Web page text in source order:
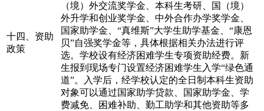
十四、资助
政策
（境）外交流奖学金、本科生考研、国（境）
外升学和创业奖学金、中外合作办学奖学金、
国家助学金、“真维斯”大学生助学基金、“康恩
贝”自强奖学金等，具体根据相关办法进行评
选。学校设有经济困难学生专项资助经费。新
生报到现场专门设置经济困难学生入学“绿色通
道”。入学后，经学校认定的全日制本科生资助
对象可以通过国家助学贷款、国家助学金、学
费减免、困难补助、勤工助学和其他资助等多